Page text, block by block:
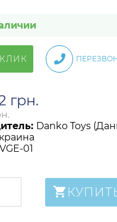
грн.
Danko Toys
VGE-01